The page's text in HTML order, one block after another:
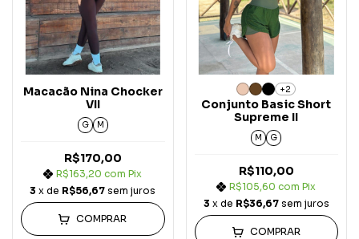
Macacão Nina Chocker
VII
G M
R$170,00
R$163,20com Pix
3 x de R$56,67 sem juros
COMPRAR
+2
Conjunto Basic Short
Supreme II
M G
R$110,00
R$105,60com Pix
3 x de R$36,67 sem juros
COMPRAR